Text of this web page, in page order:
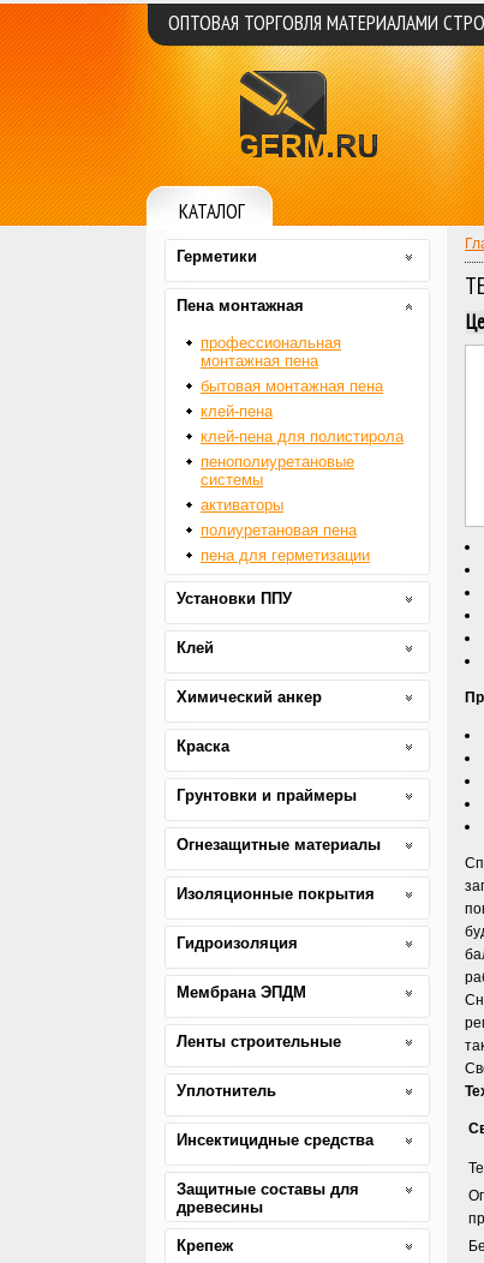
Герметики
Пена монтажная
профессиональная
монтажная пена
бытовая монтажная пена
клей-пена
клей-пена для полистирола
пенополиуретановые
системы
активаторы
полиуретановая пена
пена для герметизации
Установки ППУ
Клей
Химический анкер
Краска
Грунтовки и праймеры
Огнезащитные материалы
Изоляционные покрытия
Гидроизоляция
Мембрана ЭПДМ
Ленты строительные
Уплотнитель
Инсектицидные средства
Защитные составы для
древесины
Крепеж
ОПТОВАЯ ТОРГОВЛЯ МАТЕРИАЛАМИ
КАТАЛОГ